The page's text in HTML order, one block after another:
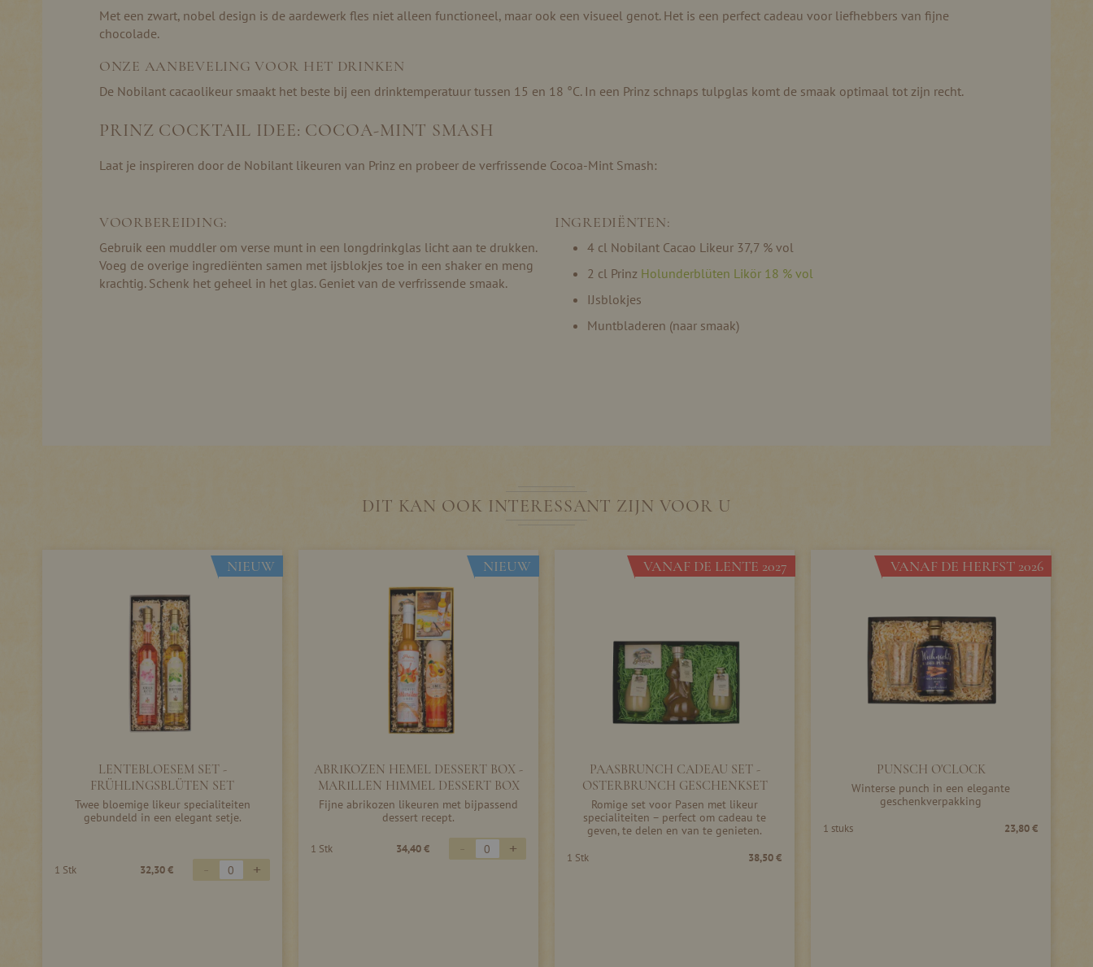
Met een zwart, nobel design is de aardewerk fles niet alleen functioneel, maar ook een visueel genot. Het is een perfect cadeau voor liefhebbers van fijne
chocolade.
ONZE AANBEVELING VOOR HET DRINKEN
De Nobilant cacaolikeur smaakt het beste bij een drinktemperatuur tussen 15 en 18 °C. In een Prinz schnaps tulpglas komt de smaak optimaal tot zijn recht.
PRINZ COCKTAIL IDEE: COCOA-MINT SMASH
Laat je inspireren door de Nobilant likeuren van Prinz en probeer de verfrissende Cocoa-Mint Smash:
VOORBEREIDING:
Gebruik een muddler om verse munt in een longdrinkglas licht aan te drukken.
Voeg de overige ingrediënten samen met ijsblokjes toe in een shaker en meng
krachtig. Schenk het geheel in het glas. Geniet van de verfrissende smaak.
INGREDIËNTEN:
4 cl Nobilant Cacao Likeur 37,7 % vol
2 cl Prinz Holunderblüten Likör 18 % vol
IJsblokjes
Muntbladeren (naar smaak)
DIT KAN OOK INTERESSANT ZIJN VOOR U
NIEUW
LENTEBLOESEM SET -
FRÜHLINGSBLÜTEN SET
Twee bloemige likeur specialiteiten
gebundeld in een elegant setje.
1 Stk 32,30 € - +
NIEUW
ABRIKOZEN HEMEL DESSERT BOX -
MARILLEN HIMMEL DESSERT BOX
Fijne abrikozen likeuren met bijpassend
dessert recept.
1 Stk 34,40 € - +
VANAF DE LENTE 2027
PAASBRUNCH CADEAU SET -
OSTERBRUNCH GESCHENKSET
Romige set voor Pasen met likeur
specialiteiten – perfect om cadeau te
geven, te delen en van te genieten.
1 Stk 38,50 €
VANAF DE HERFST 2026
PUNSCH O'CLOCK
Winterse punch in een elegante
geschenkverpakking
1 stuks 23,80 €